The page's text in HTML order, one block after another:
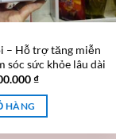
– Hỗ trợ tăng miễn
sóc sức khỏe lâu dài
₫
HÀNG